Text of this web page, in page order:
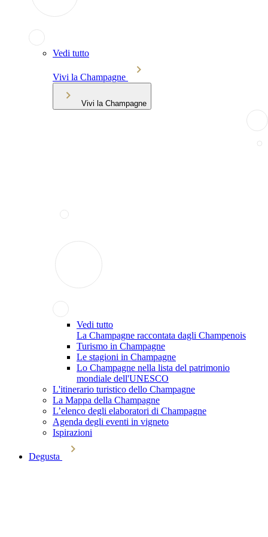
Vedi tutto
Vivi la Champagne
Vivi la Champagne
Vedi tutto
La Champagne raccontata dagli Champenois
Turismo in Champagne
Le stagioni in Champagne
Lo Champagne nella lista del patrimonio
mondiale dell'UNESCO
L'itinerario turistico dello Champagne
La Mappa della Champagne
L’elenco degli elaboratori di Champagne
Agenda degli eventi in vigneto
Ispirazioni
Degusta